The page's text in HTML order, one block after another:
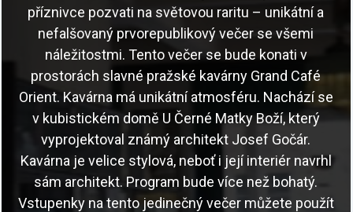
příznivce pozvati na světovou raritu – unikátní a
nefalšovaný prvorepublikový večer se všemi
náležitostmi. Tento večer se bude konati v
prostorách slavné pražské kavárny Grand Café
Orient. Kavárna má unikátní atmosféru. Nachází se
v kubistickém domě U Černé Matky Boží, který
vyprojektoval známý architekt Josef Gočár.
Kavárna je velice stylová, neboť i její interiér navrhl
sám architekt. Program bude více než bohatý.
Vstupenky na tento jedinečný večer můžete použít